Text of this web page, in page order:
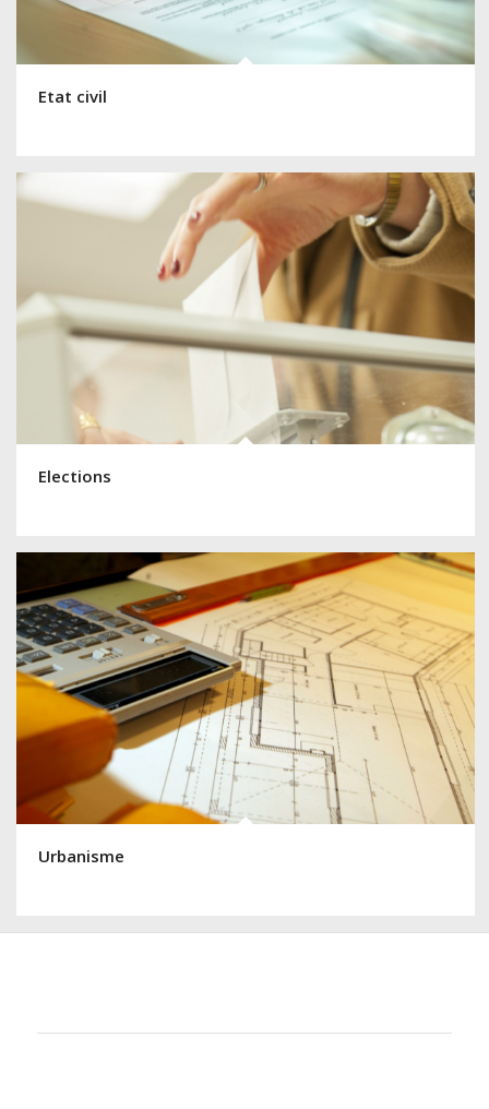
Etat civil
Elections
Urbanisme